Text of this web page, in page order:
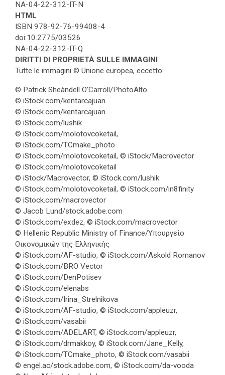
NA-04-22-312-IT-N
HTML
ISBN 978-92-76-99408-4
doi:10.2775/03526
NA-04-22-312-IT-Q
DIRITTI DI PROPRIETÀ SULLE IMMAGINI
Tutte le immagini © Unione europea, eccetto:
© Patrick Sheàndell O’Carroll/PhotoAlto
© iStock.com/kentarcajuan
© iStock.com/kentarcajuan
© iStock.com/lushik
© iStock.com/molotovcoketail,
© iStock.com/TCmake_photo
© iStock.com/molotovcoketail, © iStock/Macrovector
© iStock.com/molotovcoketail
© iStock/Macrovector, © iStock.com/lushik
© iStock.com/molotovcoketail, © iStock.com/in8finity
© iStock.com/macrovector
© Jacob Lund/stock.adobe.com
© iStock.com/exdez, © iStock.com/macrovector
© Hellenic Republic Ministry of Finance/Υπουργείο
Οικονομικών της Ελληνικής
© iStock.com/AF-studio, © iStock.com/Askold Romanov
© iStock.com/BRO Vector
© iStock.com/DenPotisev
© iStock.com/elenabs
© iStock.com/Irina_Strelnikova
© iStock.com/AF-studio, © iStock.com/appleuzr,
© iStock.com/vasabii
© iStock.com/ADELART, © iStock.com/appleuzr,
© iStock.com/drmakkoy, © iStock.com/Jane_Kelly,
© iStock.com/TCmake_photo, © iStock.com/vasabii
© engel.ac/stock.adobe.com, © iStock.com/da-vooda